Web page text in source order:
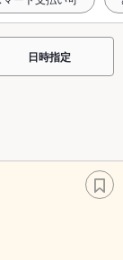
日時指定